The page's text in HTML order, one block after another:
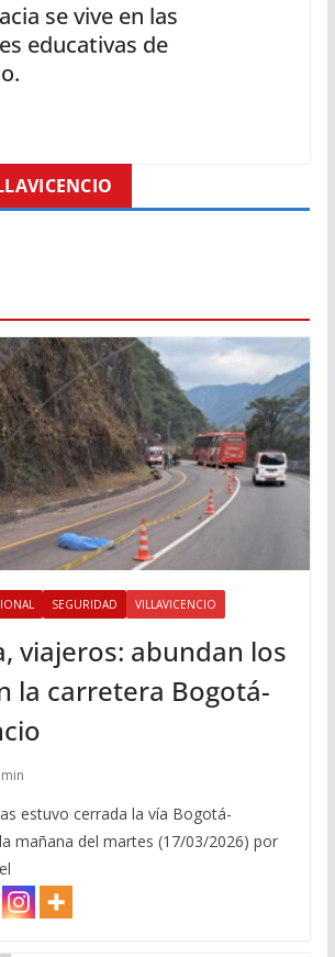
se vive en las
educativas de
SEGURIDAD VILLAVICENCIO
viajeros: abundan los
la carretera Bogotá-
estuvo cerrada la vía Bogotá-
mañana del martes (17/03/2026) por